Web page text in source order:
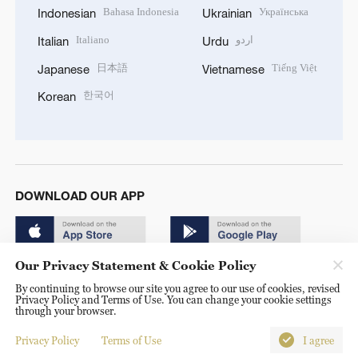
Indonesian Bahasa Indonesia
Italian Italiano
Japanese 日本語
Korean 한국어
Ukrainian Українська
Urdu اردو
Vietnamese Tiếng Việt
DOWNLOAD OUR APP
© China Radio International.CRI. All Rights Reserved. 16A
Shijingshan Road, Beijing, China. 100040
Our Privacy Statement & Cookie Policy
By continuing to browse our site you agree to our use of cookies, revised
Privacy Policy and Terms of Use. You can change your cookie settings
through your browser.
Privacy Policy Terms of Use I agree